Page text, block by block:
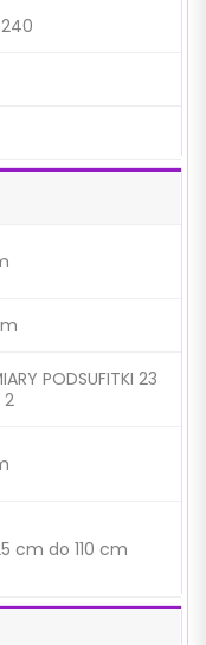
PODSUFITKI 23
2
cm do 110 cm